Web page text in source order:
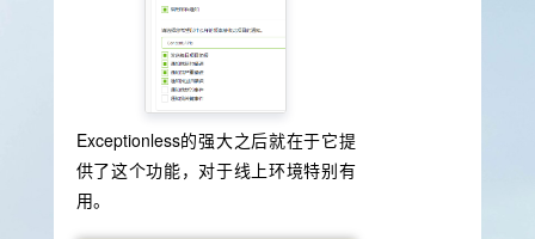
Exceptionless的强大之后就在于它提
供了这个功能，对于线上环境特别有
用。